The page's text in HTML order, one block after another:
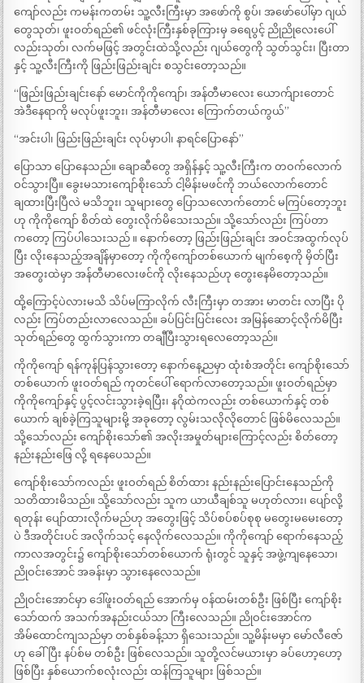
ကျော်လည်း ကမန်းကတမ်း သူ့လီးကြီးမှာ အဖော်ကို စွပ်၊ အဖော်ပေါ်မှာ ဂျယ်
တွေသုတ်၊ ဖူးဝတ်ရည်၏ ဖင်လုံးကြီးနှစ်ခုကြားမှ ခရေပွင့် ညိုညိုလေးပေါ်
လည်းသုတ်၊ လက်မဖြင့် အတွင်းထဲသို့လည်း ဂျယ်တွေကို သွတ်သွင်း၊ ပြီးတာ
နှင့် သူ့လီးကြီးကို ဖြည်းဖြည်းချင်း စသွင်းတော့သည်။
“ဖြည်းဖြည်းချင်းနော် မောင်ကိုကိုကျော်၊ အန်တီမာလေး ယောက်ျားတောင်
အဲဒီနေရာကို မလုပ်ဖူးဘူး၊ အန်တီမာလေး ကြောက်တယ်ကွယ်”
“အင်းပါ၊ ဖြည်းဖြည်းချင်း လုပ်မှာပါ၊ နာရင်ပြောနော်”
ပြောသာ ပြောနေသည်။ ချောဆီတွေ အရှိန်နှင့် သူ့လီးကြီးက တဝက်လောက်
ဝင်သွားပြီ။ ခွေးမသားကျော်စိုးသော် ငါ့မိန်းမဖင်ကို ဘယ်လောက်တောင်
ချထားပြီးပြီလဲ မသိဘူး၊ သူများတွေ ပြောသလောက်တောင် မကြပ်တော့ဘူး
ဟု ကိုကိုကျော် စိတ်ထဲ တွေးလိုက်မိသေးသည်။ သို့သော်လည်း ကြပ်တာ
ကတော့ ကြပ်ပါသေးသည် ။ နောက်တော့ ဖြည်းဖြည်းချင်း အဝင်အထွက်လုပ်
ပြီး လိုးနေသည့်အချိန်မှာတော့ ကိုကိုကျော်တစ်ယောက် မျက်စေ့ကို မှိတ်ပြီး
အတွေးထဲမှာ အန်တီမာလေးဖင်ကို လိုးနေသည်ဟု တွေးနေမိတော့သည်။
ထို့ကြောင့်ပဲလားမသိ သိပ်မကြာလိုက် လီးကြီးမှာ တအား မာတင်း လာပြီး ပို
လည်း ကြပ်တည်းလာလေသည်။ ခပ်ပြင်းပြင်းလေး အမြန်ဆောင့်လိုက်မိပြီး
သုတ်ရည်တွေ ထွက်သွားကာ တချီပြီးသွားရလေတော့သည်။
ကိုကိုကျော် ရန်ကုန်ပြန်သွားတော့ နောက်နေ့ညမှာ ထုံးစံအတိုင်း ကျော်စိုးသော်
တစ်ယောက် ဖူးဝတ်ရည် ကုတင်ပေါ် ရောက်လာတော့သည်။ ဖူးဝတ်ရည်မှာ
ကိုကိုကျော်နှင့် ပွင့်လင်းသွားခဲ့ရပြီး၊ နဂိုထဲကလည်း တစ်ယောက်နှင့် တစ်
ယောက် ချစ်ခဲ့ကြသူများမို့ အခုတော့ လွမ်းသလိုလိုတောင် ဖြစ်မိလေသည်။
သို့သော်လည်း ကျော်စိုးသော်၏ အလိုးအမှုတ်များကြောင့်လည်း စိတ်တော့
နည်းနည်းဖြေ လို့ ရနေပေသည်။
ကျော်စိုးသော်ကလည်း ဖူးဝတ်ရည် စိတ်ထား နည်းနည်းပြောင်းနေသည်ကို
သတိထားမိသည်။ သို့သော်လည်း သူက ယာယီချစ်သူ မဟုတ်လား၊ ပျော်လို့
ရတုန်း ပျော်ထားလိုက်မည်ဟု အတွေးဖြင့် သိပ်စပ်စပ်စုစု မတွေးမမေးတော့
ပဲ ဒီအတိုင်းပင် အလိုက်သင့် နေလိုက်လေသည်။ ကိုကိုကျော် ရောက်နေသည့်
ကာလအတွင်း၌ ကျော်စိုးသော်တစ်ယောက် ရုံးတွင် သူနှင့် အဖွဲ့ကျနေသော၊
ညိုဝင်းအောင် အခန်းမှာ သွားနေလေသည်။
ညိုဝင်းအောင်မှာ ဒေါ်ဖူးဝတ်ရည် အောက်မှ ဝန်ထမ်းတစ်ဦး ဖြစ်ပြီး ကျော်စိုး
သော်ထက် အသက်အနည်းငယ်သာ ကြီးလေသည်။ ညိုဝင်းအောင်က
အိမ်ထောင်ကျသည်မှာ တစ်နှစ်ခန့်သာ ရှိသေးသည်။ သူ့မိန်းမမှာ မော်လီဇော်
ဟု ခေါ်ပြီး နပ်စ်မ တစ်ဦး ဖြစ်လေသည်။ သူတို့လင်မယားမှာ ခပ်ဟော့ဟော့
ဖြစ်ပြီး နှစ်ယောက်စလုံးလည်း ထန်ကြသူများ ဖြစ်သည်။